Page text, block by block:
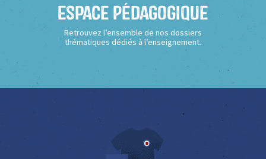
Espace Pédagogique
Retrouvez l’ensemble de nos dossiers
thématiques dédiés à l’enseignement.